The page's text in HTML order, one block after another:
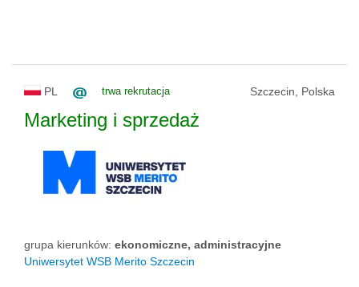
PL trwa rekrutacja Szczecin, Polska
Marketing i sprzedaż
grupa kierunków: ekonomiczne, administracyjne
Uniwersytet WSB Merito Szczecin